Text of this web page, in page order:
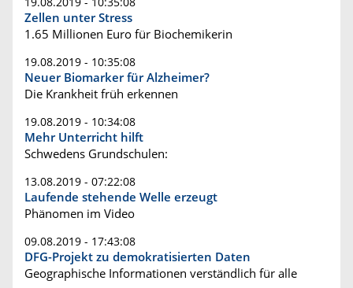
Zellen unter Stress
1.65 Millionen Euro für Biochemikerin
19.08.2019 - 10:35:08
Neuer Biomarker für Alzheimer?
Die Krankheit früh erkennen
19.08.2019 - 10:34:08
Mehr Unterricht hilft
Schwedens Grundschulen:
13.08.2019 - 07:22:08
Laufende stehende Welle erzeugt
Phänomen im Video
09.08.2019 - 17:43:08
DFG-Projekt zu demokratisierten Daten
Geographische Informationen verständlich für alle